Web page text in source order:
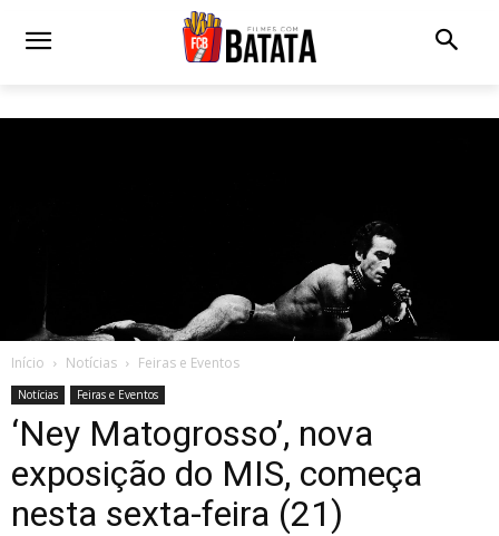
Início Notícias Feiras e Eventos
Notícias Feiras e Eventos
‘Ney Matogrosso’, nova
exposição do MIS, começa
nesta sexta-feira (21)